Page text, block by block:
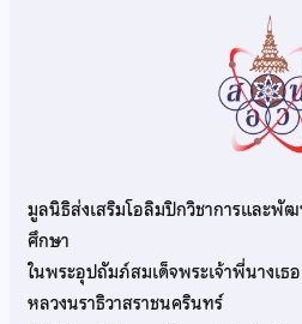
มูลนิธิส่งเสริมโอลิมปิกวิชาการและพั
ศึกษา
ในพระอุปถัมภ์สมเด็จพระเจ้าพี่นางเ
หลวงนราธิวาสราชนครินทร์